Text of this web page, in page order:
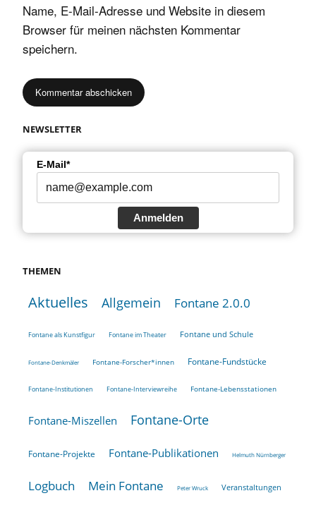
Name, E-Mail-Adresse und Website in diesem
Browser für meinen nächsten Kommentar
speichern.
NEWSLETTER
E-Mail*
Anmelden
THEMEN
Aktuelles Allgemein Fontane 2.0.0
Fontane als Kunstfigur Fontane im Theater Fontane und Schule
Fontane-Denkmäler Fontane-Forscher*innen Fontane-Fundstücke
Fontane-Institutionen Fontane-Interviewreihe Fontane-Lebensstationen
Fontane-Miszellen Fontane-Orte
Fontane-Projekte Fontane-Publikationen Helmuth Nürnberger
Logbuch Mein Fontane Peter Wruck Veranstaltungen